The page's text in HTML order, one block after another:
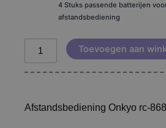
4 Stuks passende batterijen
afstandsbediening
Toevoegen aan
Afstandsbediening Onkyo rc-